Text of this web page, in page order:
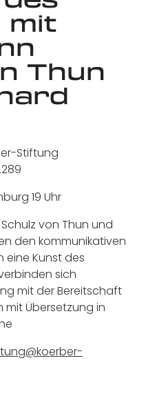
mit
Thun
Stiftung
19 Uhr
von Thun und
den kommunikativen
eine Kunst des
sich
mit der Bereitschaft
Übersetzung in